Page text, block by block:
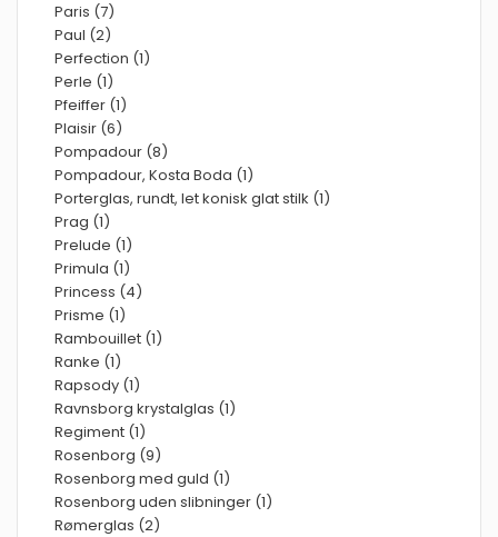
Paris (7)
Paul (2)
Perfection (1)
Perle (1)
Pfeiffer (1)
Plaisir (6)
Pompadour (8)
Pompadour, Kosta Boda (1)
Porterglas, rundt, let konisk glat stilk (1)
Prag (1)
Prelude (1)
Primula (1)
Princess (4)
Prisme (1)
Rambouillet (1)
Ranke (1)
Rapsody (1)
Ravnsborg krystalglas (1)
Regiment (1)
Rosenborg (9)
Rosenborg med guld (1)
Rosenborg uden slibninger (1)
Rømerglas (2)